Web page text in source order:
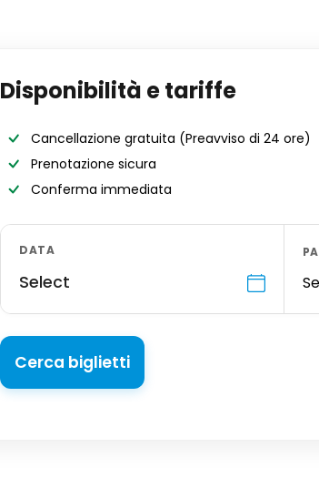
Disponibilità e tariffe
Cancellazione gratuita (Preavviso di 24 ore)
Prenotazione sicura
Conferma immediata
DATA
Select
Cerca biglietti